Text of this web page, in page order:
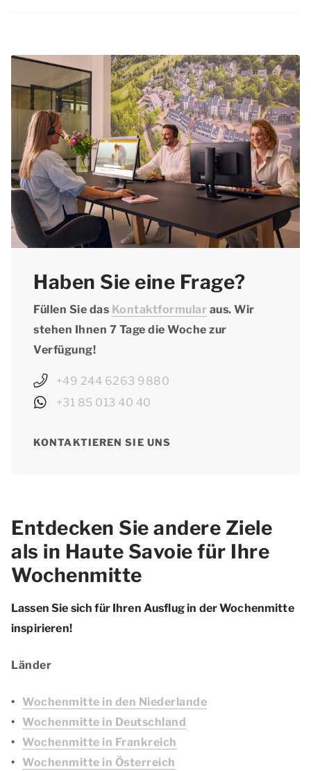
buchen können.
Ihr Haustier bei der Reservierung anzugeben
und den Aufpreis für Haustiere zu bezahlen.
Wochenmitte in Haute Savoie. Sehen Sie sich
die aktuellen Angebote auf unserer Seite
Aktionen & Arrangementenan.
Haben Sie eine Frage?
Füllen Sie das Kontaktformular aus. Wir
stehen Ihnen 7 Tage die Woche zur
Verfügung!
+49 244 6263 9880
+31 85 013 40 40
KONTAKTIEREN SIE UNS
Entdecken Sie andere Ziele
als in Haute Savoie für Ihre
Wochenmitte
Lassen Sie sich für Ihren Ausflug in der Wochenmitte
inspirieren!
Länder
Wochenmitte in den Niederlande
Wochenmitte in Deutschland
Wochenmitte in Frankreich
Wochenmitte in Österreich